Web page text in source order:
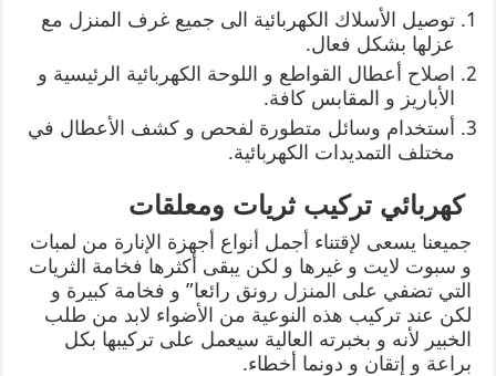
توصيل الأسلاك الكهربائية الى جميع غرف المنزل مع
عزلها بشكل فعال.
اصلاح أعطال القواطع و اللوحة الكهربائية الرئيسية و
الأباريز و المقابس كافة.
أستخدام وسائل متطورة لفحص و كشف الأعطال في
مختلف التمديدات الكهربائية.
كهربائي تركيب ثريات ومعلقات
جميعنا يسعى لإقتناء أجمل أنواع أجهزة الإنارة من لمبات
و سبوت لايت و غيرها و لكن يبقى أكثرها فخامة الثريات
التي تضفي على المنزل رونق رائعا” و فخامة كبيرة و
لكن عند تركيب هذه النوعية من الأضواء لابد من طلب
الخبير لأنه و بخبرته العالية سيعمل على تركيبها بكل
براعة و إتقان و دونما أخطاء.